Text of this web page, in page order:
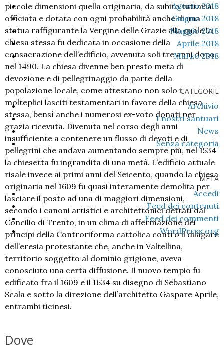
Agosto 2018
Giugno 2018
Maggio 2018
Aprile 2018
Marzo 2018
CATEGORIE
Archivio
I nostri santuari
News
Senza categoria
META
Accedi
Feed dei contenuti
Feed dei commenti
WordPress.org
piccole dimensioni quella originaria, da subito tuttavia
officiata e dotata con ogni probabilità anche di una
statua raffigurante la Vergine delle Grazie alla quale la
chiesa stessa fu dedicata in occasione della
consacrazione dell’edificio, avvenuta soli tre anni dopo,
nel 1490. La chiesa divenne ben presto meta di
devozione e di pellegrinaggio da parte della
popolazione locale, come attestano non solo i
molteplici lasciti testamentari in favore della chiesa
stessa, bensì anche i numerosi ex-voto donati per
grazia ricevuta. Divenuta nel corso degli anni
insufficiente a contenere un flusso di devoti e di
pellegrini che andava aumentando sempre più, nel 1534
la chiesetta fu ingrandita di una metà. L’edificio attuale
risale invece ai primi anni del Seicento, quando la chiesa
originaria nel 1609 fu quasi interamente demolita per
lasciare il posto ad una di maggiori dimensioni,
secondo i canoni artistici e architettonici dettati dal
Concilio di Trento, in un clima di affermazione dei
principi della Controriforma cattolica contro il dilagare
dell’eresia protestante che, anche in Valtellina,
territorio soggetto al dominio grigione, aveva
conosciuto una certa diffusione. Il nuovo tempio fu
edificato fra il 1609 e il 1634 su disegno di Sebastiano
Scala e sotto la direzione dell’architetto Gaspare Aprile,
entrambi ticinesi.
Dove